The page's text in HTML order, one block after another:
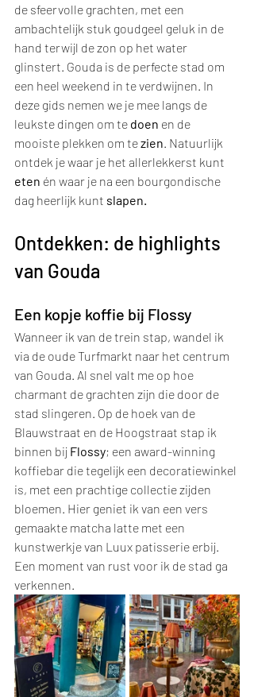
de sfeervolle grachten, met een
ambachtelijk stuk goudgeel geluk in de
hand terwijl de zon op het water
glinstert. Gouda is de perfecte stad om
een heel weekend in te verdwijnen. In
deze gids nemen we je mee langs de
leukste dingen om te doen en de
mooiste plekken om te zien . Natuurlijk
ontdek je waar je het allerlekkerst kunt
eten én waar je na een bourgondische
dag heerlijk kunt slapen.
Ontdekken: de highlights
van Gouda
Een kopje koffie bij Flossy
Wanneer ik van de trein stap, wandel ik
via de oude Turfmarkt naar het centrum
van Gouda. Al snel valt me op hoe
charmant de grachten zijn die door de
stad slingeren. Op de hoek van de
Blauwstraat en de Hoogstraat stap ik
binnen bij Flossy; een award-winning
koffiebar die tegelijk een decoratiewinkel
is, met een prachtige collectie zijden
bloemen. Hier geniet ik van een vers
gemaakte matcha latte met een
kunstwerkje van Luux patisserie erbij.
Een moment van rust voor ik de stad ga
verkennen.